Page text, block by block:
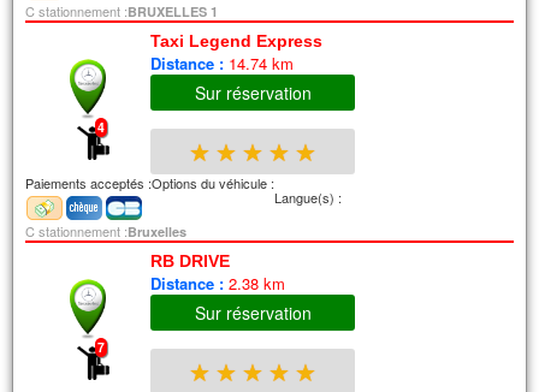
C stationnement :BRUXELLES 1
4
Taxi Legend Express
Distance : 14.74 km
Sur réservation
★ ★ ★ ★ ★
Paiements acceptés :Options du véhicule :
Langue(s) :
C stationnement :Bruxelles
7
RB DRIVE
Distance : 2.38 km
Sur réservation
★ ★ ★ ★ ★